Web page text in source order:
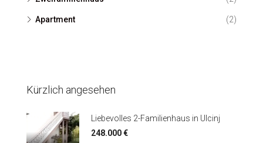
Apartment (2)
Kürzlich angesehen
Liebevolles 2-Familienhaus in Ulcinj
248.000 €